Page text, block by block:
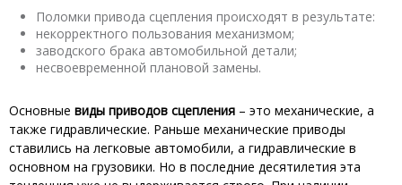
Поломки привода сцепления происходят в результате:
некорректного пользования механизмом;
заводского брака автомобильной детали;
несвоевременной плановой замены.
Основные виды приводов сцепления – это механические, а
также гидравлические. Раньше механические приводы
ставились на легковые автомобили, а гидравлические в
основном на грузовики. Но в последние десятилетия эта